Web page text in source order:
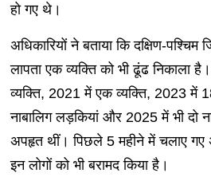
हो गए थे।
अधिकारियों ने बताया कि दक्षिण-
लापता एक व्यक्ति को भी ढूंढ निकाला
व्यक्ति, 2021 में एक व्यक्ति, 2023 में
नाबालिग लड़कियां और 2025 में भी दो
अपहृत थीं। पिछले 5 महीने में चलाए गए
इन लोगों को भी बरामद किया है।